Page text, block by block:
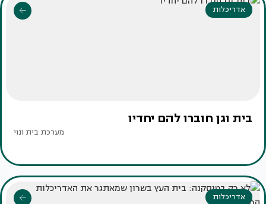
אדריכלות
בית וגן חוברו להם יחדיו
מערכת בית ונוי
אדריכלות